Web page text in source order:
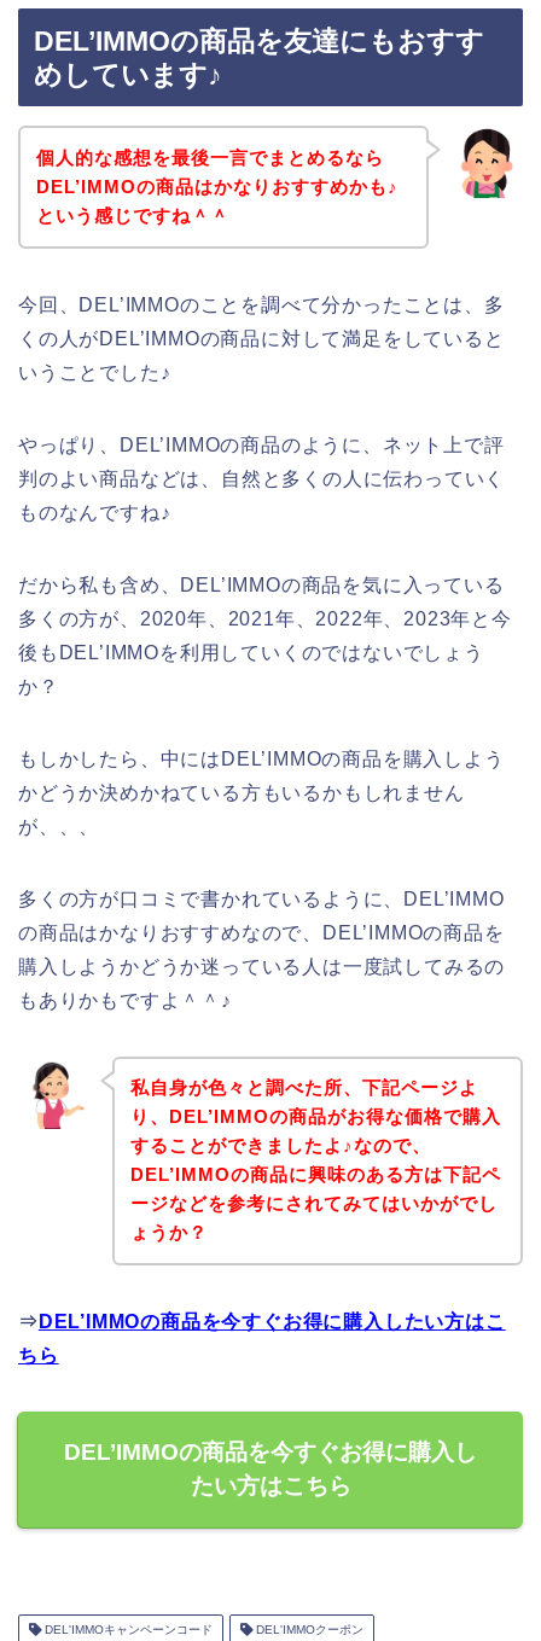
DEL’IMMOの商品を友達にもおすす
めしています♪
個人的な感想を最後一言でまとめるなら
DEL’IMMOの商品はかなりおすすめかも♪
という感じですね＾＾
今回、DEL’IMMOのことを調べて分かったことは、多
くの人がDEL’IMMOの商品に対して満足をしていると
いうことでした♪
やっぱり、DEL’IMMOの商品のように、ネット上で評
判のよい商品などは、自然と多くの人に伝わっていく
ものなんですね♪
だから私も含め、DEL’IMMOの商品を気に入っている
多くの方が、2020年、2021年、2022年、2023年と今
後もDEL’IMMOを利用していくのではないでしょう
か？
もしかしたら、中にはDEL’IMMOの商品を購入しよう
かどうか決めかねている方もいるかもしれません
が、、、
多くの方が口コミで書かれているように、DEL’IMMO
の商品はかなりおすすめなので、DEL’IMMOの商品を
購入しようかどうか迷っている人は一度試してみるの
もありかもですよ＾＾♪
私自身が色々と調べた所、下記ページよ
り、DEL’IMMOの商品がお得な価格で購入
することができましたよ♪なので、
DEL’IMMOの商品に興味のある方は下記ペ
ージなどを参考にされてみてはいかがでし
ょうか？
⇒ DEL’IMMOの商品を今すぐお得に購入したい方はこ
ちら
DEL’IMMOの商品を今すぐお得に購入し
たい方はこちら
DEL'IMMOキャンペーンコード DEL'IMMOクーポン